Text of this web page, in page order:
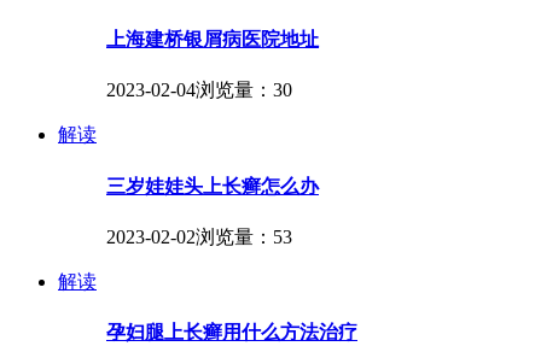
上海建桥银屑病医院地址
2023-02-04浏览量：30
解读
三岁娃娃头上长癣怎么办
2023-02-02浏览量：53
解读
孕妇腿上长癣用什么方法治疗